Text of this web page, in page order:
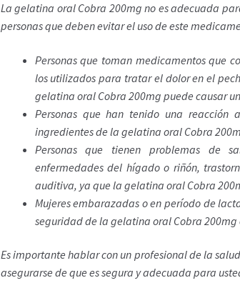
La gelatina oral Cobra 200mg no es adecuada
personas que deben evitar el uso de este
Personas que toman medicamentos que
los utilizados para tratar el dolor en el
gelatina oral Cobra 200mg puede causar
Personas que han tenido una
ingredientes de la gelatina oral Cobra
Personas que tienen problemas de
enfermedades del hígado o riñón,
auditiva, ya que la gelatina oral Cobra
Mujeres embarazadas o en período de
seguridad de la gelatina oral Cobra 200mg
Es importante hablar con un profesional de la
asegurarse de que es segura y adecuada para